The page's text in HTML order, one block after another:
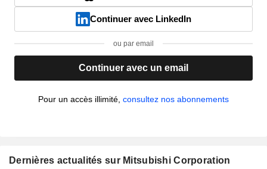
Continuer avec LinkedIn
ou par email
Continuer avec un email
Pour un accès illimité, consultez nos abonnements
Dernières actualités sur Mitsubishi Corporation